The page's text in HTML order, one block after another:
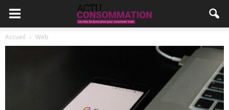
Accueil Web